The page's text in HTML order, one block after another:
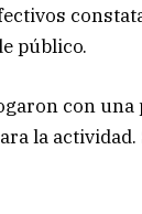
público.
con
la